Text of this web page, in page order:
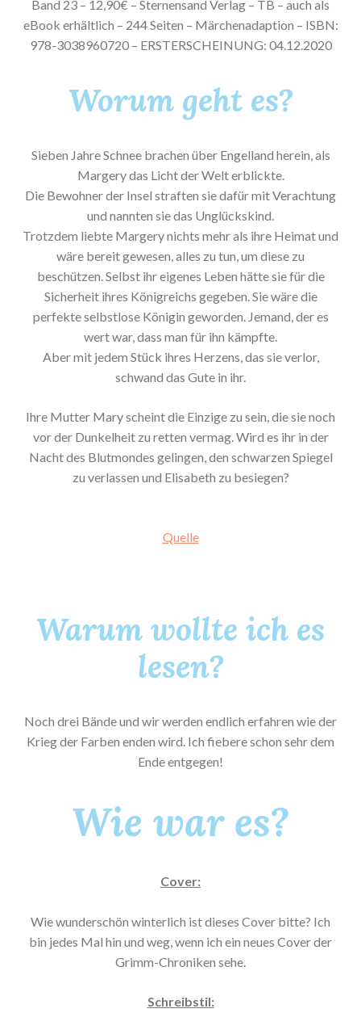
Band 23 – 12,90€ – Sternensand Verlag – TB – auch als
eBook erhältlich – 244 Seiten – Märchenadaption – ISBN:
978-3038960720 – ERSTERSCHEINUNG: 04.12.2020
Worum geht es?
Sieben Jahre Schnee brachen über Engelland herein, als
Margery das Licht der Welt erblickte.
Die Bewohner der Insel straften sie dafür mit Verachtung
und nannten sie das Unglückskind.
Trotzdem liebte Margery nichts mehr als ihre Heimat und
wäre bereit gewesen, alles zu tun, um diese zu
beschützen. Selbst ihr eigenes Leben hätte sie für die
Sicherheit ihres Königreichs gegeben. Sie wäre die
perfekte selbstlose Königin geworden. Jemand, der es
wert war, dass man für ihn kämpfte.
Aber mit jedem Stück ihres Herzens, das sie verlor,
schwand das Gute in ihr.
Ihre Mutter Mary scheint die Einzige zu sein, die sie noch
vor der Dunkelheit zu retten vermag. Wird es ihr in der
Nacht des Blutmondes gelingen, den schwarzen Spiegel
zu verlassen und Elisabeth zu besiegen?
Quelle
Warum wollte ich es
lesen?
Noch drei Bände und wir werden endlich erfahren wie der
Krieg der Farben enden wird. Ich fiebere schon sehr dem
Ende entgegen!
Wie war es?
Cover:
Wie wunderschön winterlich ist dieses Cover bitte? Ich
bin jedes Mal hin und weg, wenn ich ein neues Cover der
Grimm-Chroniken sehe.
Schreibstil: